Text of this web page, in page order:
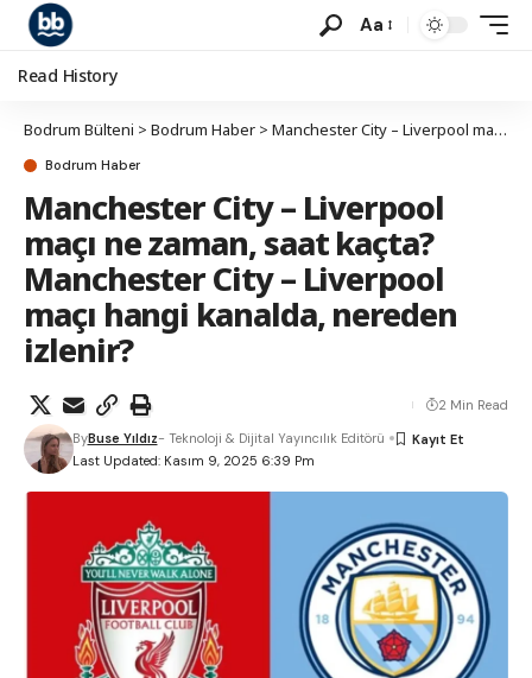
Aa
Read History
Bodrum Bülteni > Bodrum Haber > Manchester City – Liverpool maçı ne zaman, saat kaçta? Manchester City – Liverpool maçı hangi kanalda, nereden izlenir?
Bodrum Haber
Manchester City – Liverpool
maçı ne zaman, saat kaçta?
Manchester City – Liverpool
maçı hangi kanalda, nereden
izlenir?
Last Updated: Kasım 9, 2025 6:39 Pm
ByBuse Yıldız- Teknoloji & Dijital Yayıncılık Editörü
2 Min Read